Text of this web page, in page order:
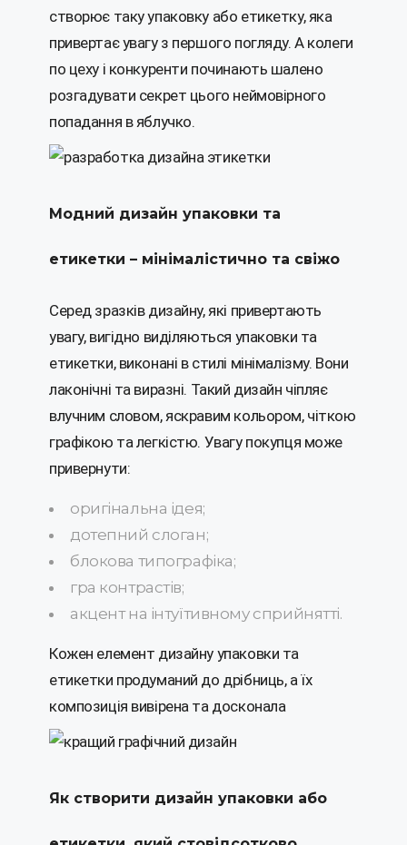
створює таку упаковку або етикетку, яка
привертає увагу з першого погляду. А колеги
по цеху і конкуренти починають шалено
розгадувати секрет цього неймовірного
попадання в яблучко.
Модний дизайн упаковки та
етикетки – мінімалістично та свіжо
Серед зразків дизайну, які привертають
увагу, вигідно виділяються упаковки та
етикетки, виконані в стилі мінімалізму. Вони
лаконічні та виразні. Такий дизайн чіпляє
влучним словом, яскравим кольором, чіткою
графікою та легкістю. Увагу покупця може
привернути:
оригінальна ідея;
дотепний слоган;
блокова типографіка;
гра контрастів;
акцент на інтуїтивному сприйнятті.
Кожен елемент дизайну упаковки та
етикетки продуманий до дрібниць, а їх
композиція вивірена та досконала
Як створити дизайн упаковки або